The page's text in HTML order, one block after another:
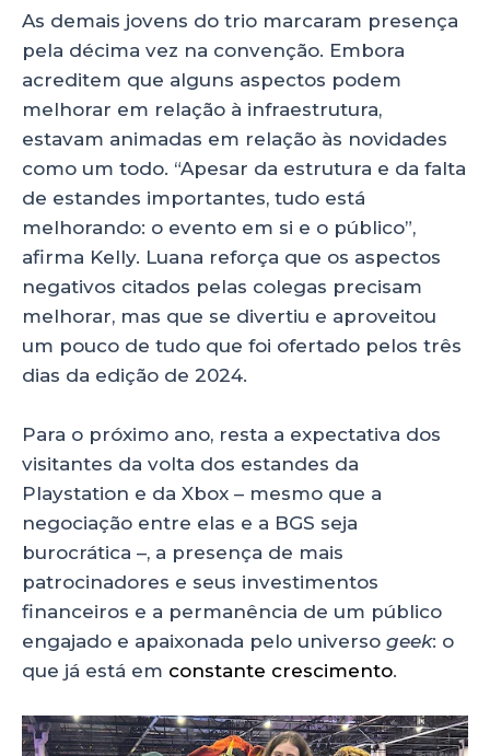
As demais jovens do trio marcaram presença
pela décima vez na convenção. Embora
acreditem que alguns aspectos podem
melhorar em relação à infraestrutura,
estavam animadas em relação às novidades
como um todo. “Apesar da estrutura e da falta
de estandes importantes, tudo está
melhorando: o evento em si e o público”,
afirma Kelly. Luana reforça que os aspectos
negativos citados pelas colegas precisam
melhorar, mas que se divertiu e aproveitou
um pouco de tudo que foi ofertado pelos três
dias da edição de 2024.
Para o próximo ano, resta a expectativa dos
visitantes da volta dos estandes da
Playstation e da Xbox – mesmo que a
negociação entre elas e a BGS seja
burocrática –, a presença de mais
patrocinadores e seus investimentos
financeiros e a permanência de um público
engajado e apaixonada pelo universo geek: o
que já está em constante crescimento.